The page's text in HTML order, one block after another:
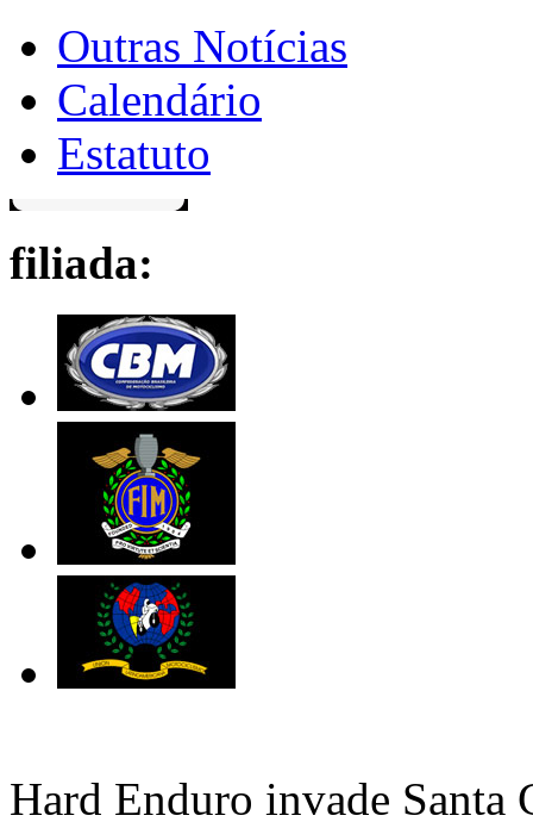
Outras Notícias
Calendário
Estatuto
filiada:
Hard Enduro invade Santa